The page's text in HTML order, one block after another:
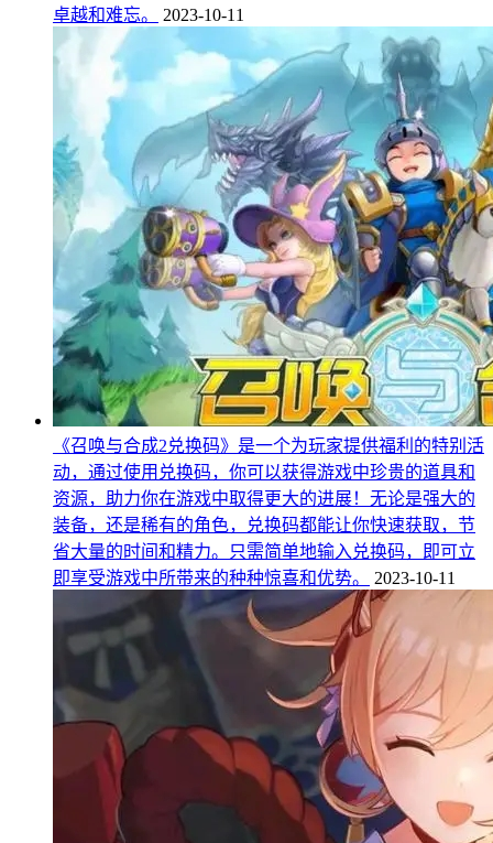
卓越和难忘。
2023-10-11
《召唤与合成2兑换码》是一个为玩家提供福利的特别活
动，通过使用兑换码，你可以获得游戏中珍贵的道具和
资源，助力你在游戏中取得更大的进展！无论是强大的
装备，还是稀有的角色，兑换码都能让你快速获取，节
省大量的时间和精力。只需简单地输入兑换码，即可立
即享受游戏中所带来的种种惊喜和优势。
2023-10-11